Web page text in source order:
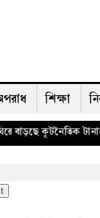
শিক্ষা
নতুন মোড়ে